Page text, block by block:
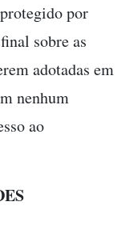
por
sobre as
adotadas em
nenhum
ao